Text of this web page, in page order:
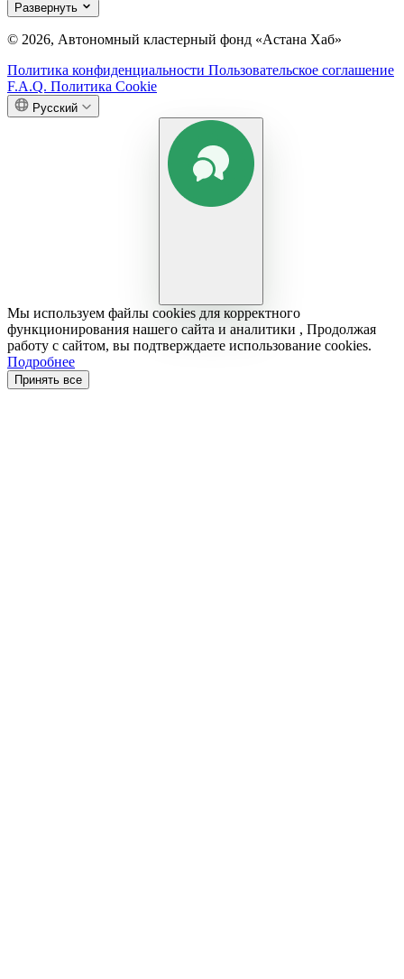
Развернуть
© 2026, Автономный кластерный фонд «Астана Хаб»
Политика конфиденциальности Пользовательское соглашение
F.A.Q. Политика Cookie
Русский
Мы используем файлы cookies для корректного
функционирования нашего сайта и аналитики , Продолжая
работу с сайтом, вы подтверждаете использование cookies.
Подробнее
Принять все